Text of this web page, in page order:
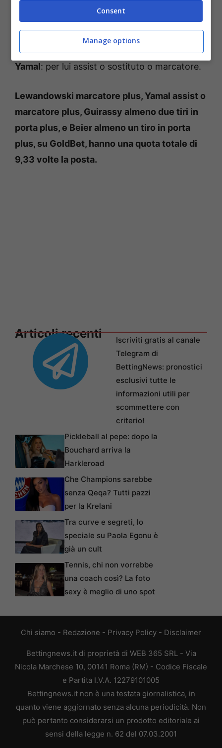
ancora, quello che è il più classico gol dell’ex
all’interno di uno stadio che lo ha visto
esplodere. E poi ovviamente nel tabellino ci
potrebbe finire anche quel fenomeno di
Yamal: per lui assist o sostituto o marcatore.
Lewandowski marcatore plus, Yamal assist o
marcatore plus, Guirassy almeno due tiri in
porta plus, e Beier almeno un tiro in porta
plus, su GoldBet, hanno una quota totale di
9,33 volte la posta.
Articoli recenti
Iscriviti gratis al canale
Telegram di
BettingNews: pronostici
esclusivi tutte le
informazioni utili per
scommettere con
criterio!
Pickleball al pepe: dopo la
Bouchard arriva la
Harkleroad
Che Champions sarebbe
senza Qeqa? Tutti pazzi
per la Krelani
Tra curve e segreti, lo
speciale su Paola Egonu è
già un cult
Tennis, chi non vorrebbe
una coach così? La foto
sexy è meglio di uno spot
Chi siamo - Redazione - Privacy Policy - Disclaimer
Bettingnews.it di proprietà di WEB 365 SRL - Via
Nicola Marchese 10, 00141 Roma (RM) - Codice Fiscale
e Partita I.V.A. 12279101005
Bettingnews.it non è una testata giornalistica, in
quanto viene aggiornato senza alcuna periodicità. Non
può pertanto considerarsi un prodotto editoriale ai
sensi della legge n. 62 del 07.03.2001
Consent
Manage options